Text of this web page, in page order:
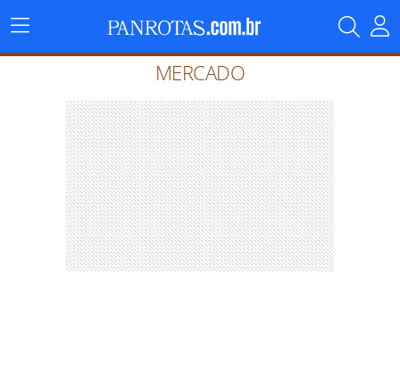
Menu
Principal
MERCADO